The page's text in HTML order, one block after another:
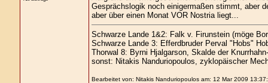
Gesprächslogik noch einigermaßen stimmt, aber
aber über einen Monat VOR Nostria liegt...
Schwarze Lande 1&2: Falk v. Firunstein (möge
Schwarze Lande 3: Efferdbruder Perval "Hobs"
Thorwal 8: Byrni Hjalgarson, Skalde der
sonst: Nitakis Nanduriopoulos, zyklopäischer
Bearbeitet von: Nitakis Nanduriopoulos am: 12 Mar 2009